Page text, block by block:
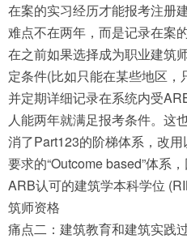
在案的实习经历才能报考注册
难点不在两年，而是记录在案
在之前如果选择成为职业建筑
定条件(比如只能在某些地区
并定期详细记录在系统内受
人能两年就满足报考条件。这
消了Part123的阶梯体系，改
要求的“Outcome based”体系，
ARB认可的建筑学本科学位
筑师资格
痛点二：建筑教育和建筑实践